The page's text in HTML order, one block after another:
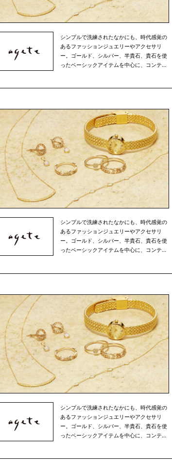
シンプルで洗練されたなかにも、時代感覚の
あるファッションジュエリーやアクセサリ
ー。ゴールド、シルバー、半貴石、貴石を使
ったベーシックアイテムを中心に、コンテン
彩に展開。アガットは、その時々の女性の生
き方やファッションといった時代の流れを映
しながら、常に新しいファッションジュエリ
ーやアクセサリーを提案しています。
シンプルで洗練されたなかにも、時代感覚の
あるファッションジュエリーやアクセサリ
ー。ゴールド、シルバー、半貴石、貴石を使
ったベーシックアイテムを中心に、コンテン
彩に展開。アガットは、その時々の女性の生
き方やファッションといった時代の流れを映
しながら、常に新しいファッションジュエリ
ーやアクセサリーを提案しています。
シンプルで洗練されたなかにも、時代感覚の
あるファッションジュエリーやアクセサリ
ー。ゴールド、シルバー、半貴石、貴石を使
ったベーシックアイテムを中心に、コンテン